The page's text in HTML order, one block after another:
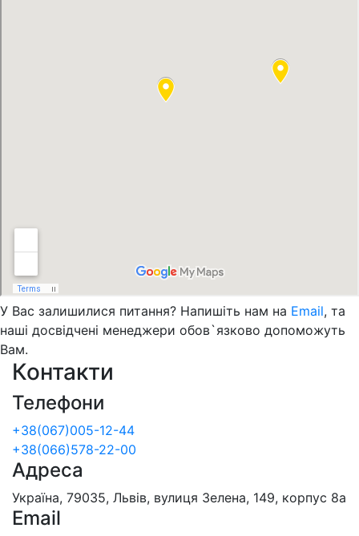
У Вас залишилися питання? Напишіть нам на Email, та
наші досвідчені менеджери обов`язково допоможуть
Вам.
Контакти
Телефони
+38(067)005-12-44
+38(066)578-22-00
Адреса
Україна, 79035, Львів, вулиця Зелена, 149, корпус 8а
Email